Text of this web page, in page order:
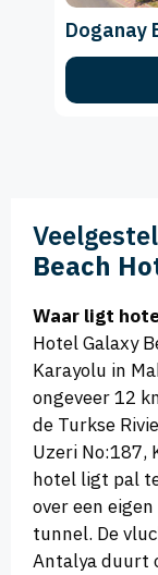
Doganay
Beach
Waar ligt
Hotel Galaxy
Karayolu in
ongeveer 12
de Turkse
Uzeri No:187,
hotel ligt pal
over een
tunnel. De
Antalya duurt